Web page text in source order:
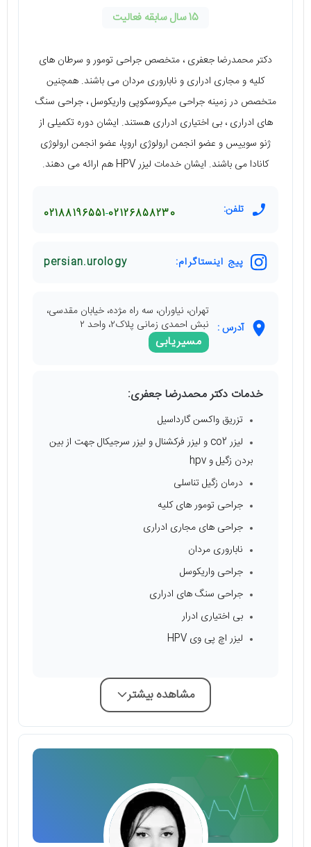
15 سال سابقه فعالیت
دکتر محمدرضا جعفری ، متخصص جراحی تومور و سرطان های
کلیه و مجاری ادراری و ناباروری مردان می باشند. همچنین
متخصص در زمینه جراحی میکروسکوپی واریکوسل ، جراحی سنگ
های ادراری ، بی اختیاری ادراری هستند. ایشان دوره تکمیلی از
ژنو سوییس و عضو انجمن ارولوژی اروپا، عضو انجمن ارولوژی
کانادا می باشند. ایشان خدمات لیزر HPV هم ارائه می دهند.
تلفن: 02126858230
02188196551
پیج اینستاگرام: persian.urology
آدرس :
تهران، نیاوران، سه راه مژده، خیابان مقدسی،
نبش احمدی زمانی پلاک۲، واحد ۲
مسیریابی
خدمات دکتر محمدرضا جعفری:
تزریق واکسن گارداسیل
لیزر co2 و لیزر فرکشنال و لیزر سرجیکال جهت از بین
بردن زگیل و hpv
درمان زگیل تناسلی
جراحی تومور های کلیه
جراحی های مجاری ادراری
ناباروری مردان
جراحی واریکوسل
جراحی سنگ های ادراری
بی اختیاری ادرار
لیزر اچ پی وی HPV
مشاهده بیشتر